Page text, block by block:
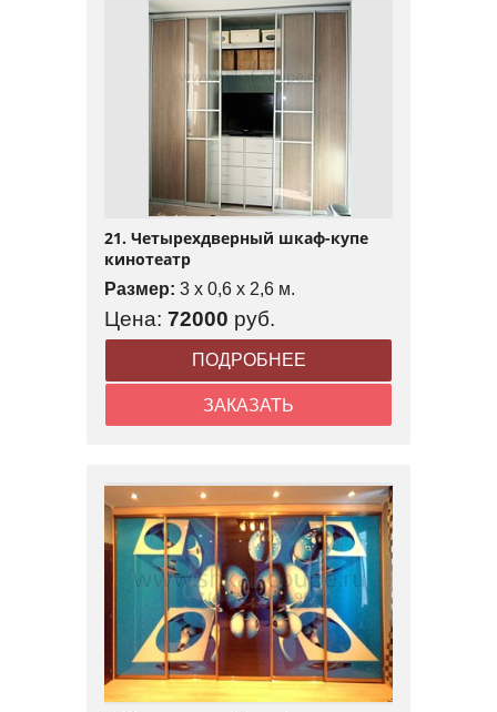
21. Четырехдверный шкаф-купе
кинотеатр
Размер: 3 x 0,6 x 2,6 м.
Цена: 72000 руб.
ПОДРОБНЕЕ
ЗАКАЗАТЬ